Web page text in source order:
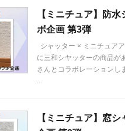
【ミニチュア】防
ボ企画 第3弾
シャッター × ミニチュア
に三和シヤッターの商品
さんとコラボレーションし
...
【ミニチュア】窓